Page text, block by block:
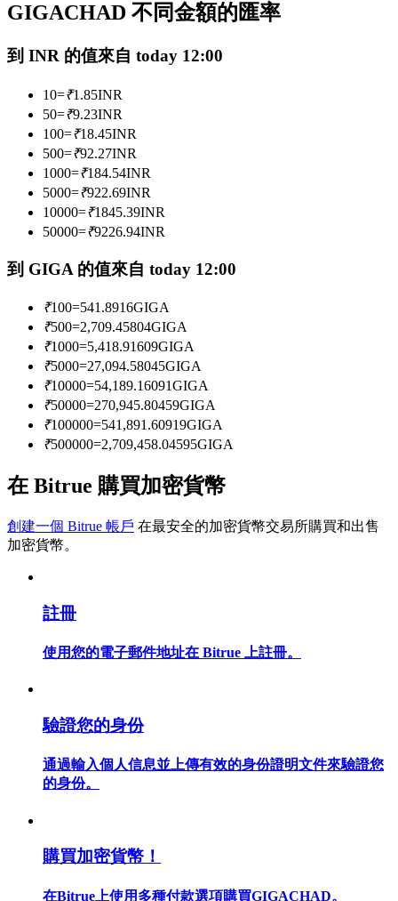
成為跟單交易員
坐享盈利分成和跟單分傭
合約資訊
包含交易情況等的大數據分析
合約功能使用指南
學習如何保持盈利
GIGACHAD 不同金額的匯率
到 INR 的值來自 today 12:00
10=₹1.85INR
50=₹9.23INR
100=₹18.45INR
500=₹92.27INR
1000=₹184.54INR
5000=₹922.69INR
10000=₹1845.39INR
50000=₹9226.94INR
到 GIGA 的值來自 today 12:00
₹100=541.8916GIGA
₹500=2,709.45804GIGA
₹1000=5,418.91609GIGA
₹5000=27,094.58045GIGA
₹10000=54,189.16091GIGA
₹50000=270,945.80459GIGA
₹100000=541,891.60919GIGA
₹500000=2,709,458.04595GIGA
在 Bitrue 購買加密貨幣
創建一個 Bitrue 帳戶 在最安全的加密貨幣交易所購買和出售
加密貨幣。
註冊
使用您的電子郵件地址在 Bitrue 上註冊。
驗證您的身份
通過輸入個人信息並上傳有效的身份證明文件來驗證您
的身份。
購買加密貨幣！
在Bitrue上使用多種付款選項購買GIGACHAD。